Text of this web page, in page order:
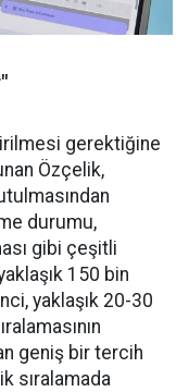
gerektiğine
Özçelik,
durumu,
gibi çeşitli
150 bin
yaklaşık 20-30
geniş bir tercih
sıralamada